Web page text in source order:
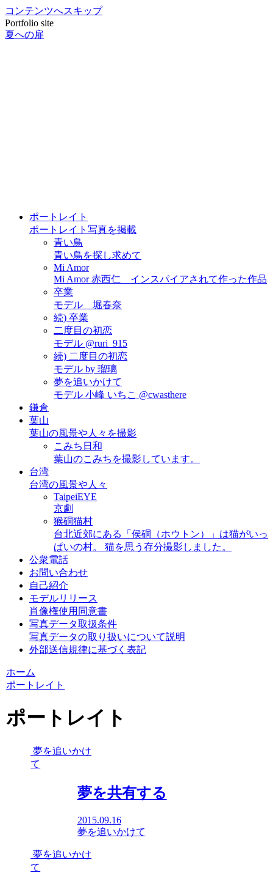
コンテンツへスキップ
Portfolio site
夏への扉
ポートレイト
ポートレイト写真を掲載
青い鳥
青い鳥を探し求めて
Mi Amor
Mi Amor 赤西仁 インスパイアされて作った作品
卒業
モデル 堀春奈
続) 卒業
二度目の初恋
モデル @ruri_915
続) 二度目の初恋
モデル by 瑠璃
夢を追いかけて
モデル 小峰 いちこ @cwasthere
鎌倉
葉山
葉山の風景や人々を撮影
こみち日和
葉山のこみちを撮影しています。
台湾
台湾の風景や人々
TaipeiEYE
京劇
猴硐猫村
台北近郊にある「侯硐（ホウトン）」は猫がいっ
ぱいの村。 猫を思う存分撮影しました。
公衆電話
お問い合わせ
自己紹介
モデルリリース
肖像権使用同意書
写真データ取扱条件
写真データの取り扱いについて説明
外部送信規律に基づく表記
ホーム
ポートレイト
ポートレイト
夢を追いかけ
て
夢を共有する
2015.09.16
夢を追いかけて
夢を追いかけ
て